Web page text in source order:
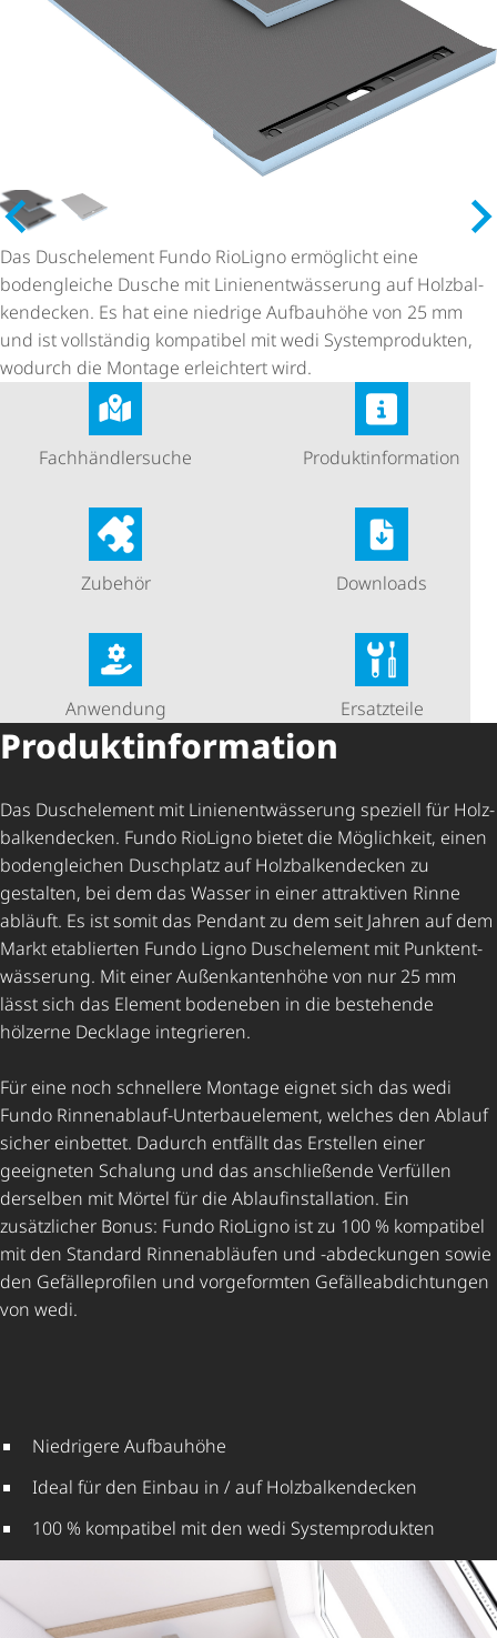
Das Duschelement Fundo RioLigno ermöglicht eine
bodengleiche Dusche mit Lini­en­ent­wäs­se­rung auf Holz­bal­
ken­de­cken. Es hat eine niedrige Aufbauhöhe von 25 mm
und ist vollständig kompatibel mit wedi System­pro­dukten,
wodurch die Montage erleichtert wird.
Fach­händ­ler­suche Produkt­in­for­ma­tion
Zubehör Downloads
Anwendung Ersatzteile
Produkt­in­for­ma­tion
Das Duschelement mit Lini­en­ent­wäs­se­rung speziell für Holz­
bal­ken­de­cken. Fundo RioLigno bietet die Möglichkeit, einen
bodengleichen Duschplatz auf Holz­bal­ken­de­cken zu
gestalten, bei dem das Wasser in einer attraktiven Rinne
abläuft. Es ist somit das Pendant zu dem seit Jahren auf dem
Markt etablierten Fundo Ligno Duschelement mit Punkt­ent­
wäs­se­rung. Mit einer Außen­kan­ten­höhe von nur 25 mm
lässt sich das Element bodeneben in die bestehende
hölzerne Decklage integrieren.
Für eine noch schnellere Montage eignet sich das wedi
Fundo Rinnenablauf-Unter­bau­ele­ment, welches den Ablauf
sicher einbettet. Dadurch entfällt das Erstellen einer
geeigneten Schalung und das anschließende Verfüllen
derselben mit Mörtel für die Ablauf­instal­la­tion. Ein
zusätzlicher Bonus: Fundo RioLigno ist zu 100 % kompatibel
mit den Standard Rinnenabläufen und -abdeckungen sowie
den Gefälle­pro­filen und vorgeformten Gefäl­le­ab­dich­tungen
von wedi.
Niedrigere Aufbauhöhe
Ideal für den Einbau in / auf Holz­bal­ken­de­cken
100 % kompatibel mit den wedi System­pro­dukten